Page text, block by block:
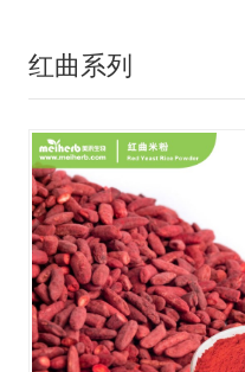
红曲系列